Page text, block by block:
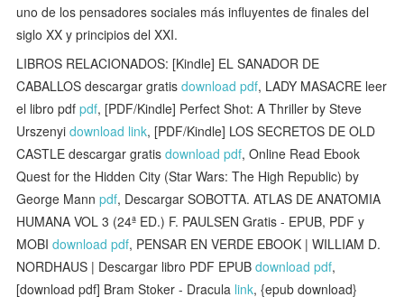
uno de los pensadores sociales más influyentes de finales del
siglo XX y principios del XXI.
LIBROS RELACIONADOS: [Kindle] EL SANADOR DE
CABALLOS descargar gratisdownload pdf, LADY MASACRE leer
el libro pdfpdf, [PDF/Kindle] Perfect Shot: A Thriller by Steve
Urszenyidownload link, [PDF/Kindle] LOS SECRETOS DE OLD
CASTLE descargar gratisdownload pdf, Online Read Ebook
Quest for the Hidden City (Star Wars: The High Republic) by
George Mannpdf, Descargar SOBOTTA. ATLAS DE ANATOMIA
HUMANA VOL 3 (24ª ED.) F. PAULSEN Gratis - EPUB, PDF y
MOBIdownload pdf, PENSAR EN VERDE EBOOK | WILLIAM D.
NORDHAUS | Descargar libro PDF EPUBdownload pdf,
[download pdf] Bram Stoker - Dracula link, {epub download}